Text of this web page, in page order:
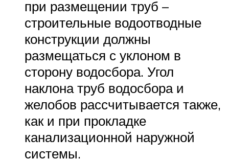
при размещении труб –
строительные водоотводные
конструкции должны
размещаться с уклоном в
сторону водосбора. Угол
наклона труб водосбора и
желобов рассчитывается также,
как и при прокладке
канализационной наружной
системы.